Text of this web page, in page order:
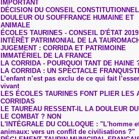
IMPORTANT
DÉCISION DU CONSEIL CONSTITUTIONNEL
DOULEUR OU SOUFFRANCE HUMAINE ET
ANIMALE
ÉCOLES TAURINES - CONSEIL D'ÉTAT 2019
INTÉRÊT PATRIMONIAL DE LA
JUGEMENT : CORRIDA ET PATRIMOINE
IMMATÉRIEL DE LA FRANCE
LA CORRIDA - POURQUOI TANT DE HAINE
LA CORRIDA : UN SPECTACLE
L’enfant n’est pas exclu de ce qui fait
vivant
LES ÉCOLES TAURINES FONT PLIER LES
CORRIDAS
LE TAUREAU RESSENT-IL LA DOULEUR
LE COMBAT ? NON
L'INTÉGRALE DU COLLOQUE : "L'homme
animaux: vers un conflit de civilisations ?"